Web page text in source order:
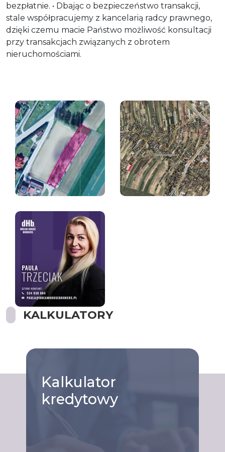
bezpłatnie. • Dbając o bezpieczeństwo transakcji,
stale współpracujemy z kancelarią radcy prawnego,
dzięki czemu macie Państwo możliwość konsultacji
przy transakcjach związanych z obrotem
nieruchomościami.
KALKULATORY
Kalkulator
kredytowy